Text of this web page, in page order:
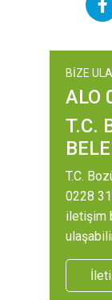
BİZE
ALO
T.C.
T.C.
0228
iletişim